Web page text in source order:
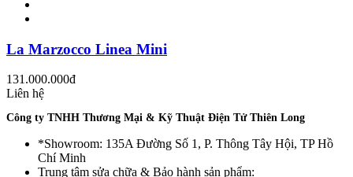
La Marzocco Linea Mini
131.000.000đ
Liên hệ
Công ty TNHH Thương Mại & Kỹ Thuật Điện Tử Thiên Long
*Showroom: 135A Đường Số 1, P. Thông Tây Hội, TP Hồ
Chí Minh
Trung tâm sửa chữa & Bảo hành sản phẩm: